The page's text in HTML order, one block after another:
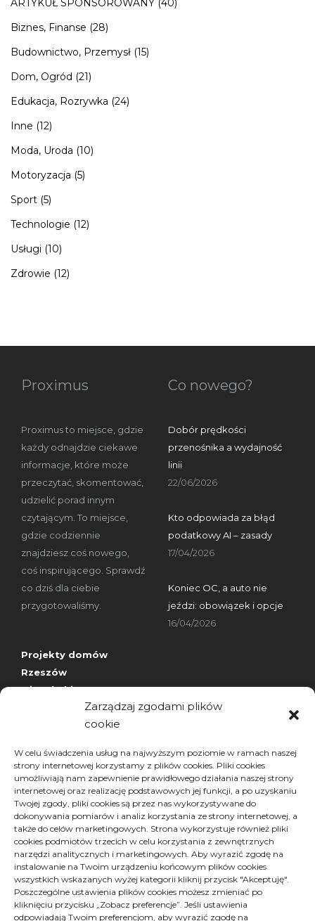
Zarządzaj zgodami plików
cookie
W celu świadczenia usług na najwyższym poziomie w ramach naszej
strony internetowej korzystamy z plików cookies. Pliki cookies
umożliwiają nam zapewnienie prawidłowego działania naszej strony
internetowej oraz realizację podstawowych jej funkcji, a po uzyskaniu
Twojej zgody, pliki cookies są przez nas wykorzystywane do
dokonywania pomiarów i analiz korzystania ze strony internetowej, a
także do celów marketingowych. Strona wykorzystuje również pliki
cookies podmiotów trzecich w celu korzystania z zewnętrznych
narzędzi analitycznych i marketingowych. Aby wyrazić zgodę na
instalowanie na Twoim urządzeniu końcowym plików cookies
wszystkich wskazanych wyżej kategorii kliknij przycisk "Akceptuję".
Poszczególne ustawienia plików cookies możesz zmieniać po
kliknięciu przycisku „Zobacz preferencje”. Jeśli ustawienia
odpowiadają Twoim preferencjom, aby wyrazić zgodę na
ARTYKUŁ SPONSOROWANY (40)
Biznes, Finanse (28)
Budownictwo, Przemysł (15)
Dom, Ogród (21)
Edukacja, Rozrywka (24)
Inne (12)
Moda, Uroda (10)
Motoryzacja (5)
Sport (5)
Technologie (12)
Usługi (10)
Zdrowie (12)
Proximus
Proximus to miejsce, gdzie
każdy odnajdzie ciekawe
informacje, które może
przeczytać, skomentować,
udzielić porad innym
czytającym. To miejsce,
gdzie codziennie
znajdziesz coś nowego,
coś inspirującego. Sprawdź
co dziś dla ciebie
przygotowaliśmy.
Projekty domów
Rzeszów
wizytówki nap
Co nowego?
Dobór prędkości
przenośnika a wydajność
linii
22/06/2026
Kto odpowiada za błąd
podatkowy AI – zasady
17/04/2026
Koniec OC, a auto nie
jeździ: obowiązek i opcje
16/04/2026
Archiwa
Wybierz miesiąc
Archiwa
Polityka plików cookies (EU)